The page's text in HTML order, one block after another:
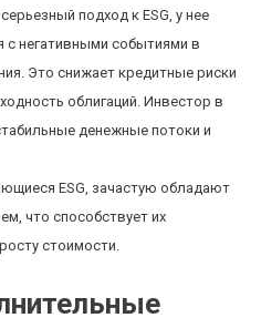
подход к ESG, у нее
с негативными событиями в
Это снижает кредитные риски
облигаций. Инвестор в
денежные потоки и
ESG, зачастую обладают
что способствует их
стоимости.